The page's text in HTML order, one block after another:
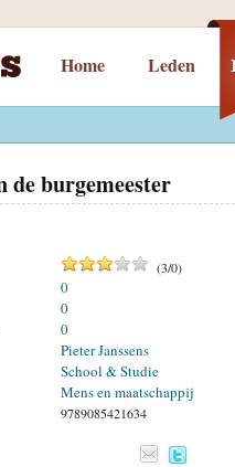
Home Leden
de burgemeester
(3/0)
0
0
0
Pieter Janssens
School & Studie
Mens en maatschappij
9789085421634